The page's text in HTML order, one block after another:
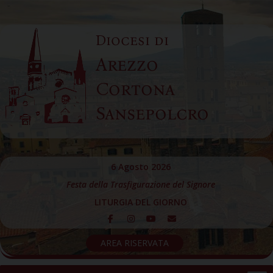
content
Diocesi di
Arezzo
Cortona
Sansepolcro
6 Agosto 2026
Festa della Trasfigurazione del Signore
LITURGIA DEL GIORNO
AREA RISERVATA